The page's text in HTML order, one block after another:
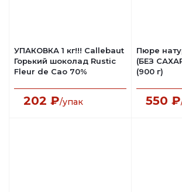
УПАКОВКА 1 кг!!! Callebaut
Горький шоколад Rustic
Fleur de Cao 70%
202 ₽/упак
Пюре
(БЕЗ
(900 г)
550 ₽